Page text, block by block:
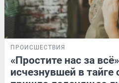
ПРОИСШЕСТВИЯ
«Простите нас за
исчезнувшей в